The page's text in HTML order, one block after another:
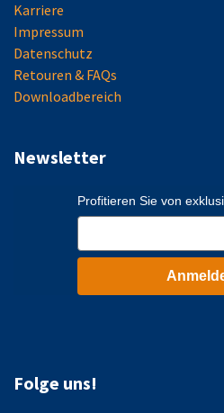
Karriere
Impressum
Datenschutz
Retouren & FAQs
Downloadbereich
Newsletter
Profitieren Sie von
Folge uns!